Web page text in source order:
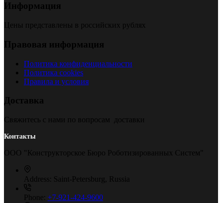
Информация
Цены представлены в российских рублях
Правовая информация
Политика конфиденциальности
Политика cookies
Правила и условия
Доставка
Свяжитесь с нами по вопросам доставки
Контакты
ООО "Конструкторское Бюро Роботизированных Систем"
Address: Saint-Petersburg, Russia
Phone: +7-921-424-9600